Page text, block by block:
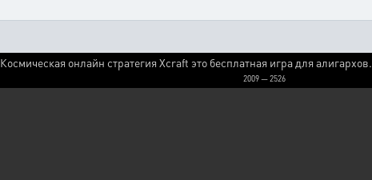
Космическая онлайн стратегия Xcraft это бесплатная игра для алигархов.
2009 — 2526